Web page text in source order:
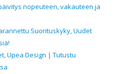
nopeuteen, vakauteen ja
Suorituskyky, Uudet
Upea Design | Tutustu